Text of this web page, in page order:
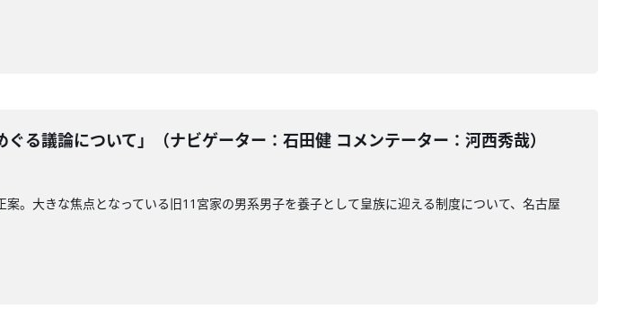
る議論について」（ナビゲーター：石田健 コメンテーター：河西秀哉）
。大きな焦点となっている旧11宮家の男系男子を養子として皇族に迎える制度について、名古屋